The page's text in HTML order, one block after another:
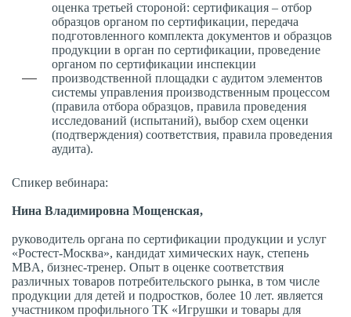
оценка третьей стороной: сертификация – отбор
образцов органом по сертификации, передача
подготовленного комплекта документов и образцов
продукции в орган по сертификации, проведение
органом по сертификации инспекции
производственной площадки с аудитом элементов
системы управления производственным процессом
(правила отбора образцов, правила проведения
исследований (испытаний), выбор схем оценки
(подтверждения) соответствия, правила проведения
аудита).
Спикер вебинара:
Нина Владимировна Мощенская,
руководитель органа по сертификации продукции и услуг
«Ростест-Москва», кандидат химических наук, степень
MBA, бизнес-тренер. Опыт в оценке соответствия
различных товаров потребительского рынка, в том числе
продукции для детей и подростков, более 10 лет. является
участником профильного ТК «Игрушки и товары для